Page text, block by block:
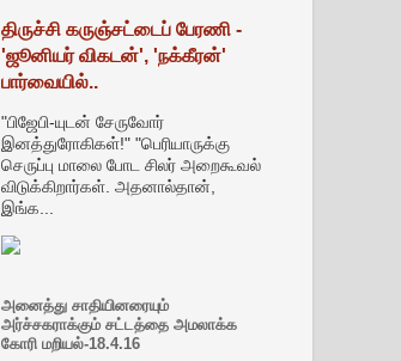
திருச்சி கருஞ்சட்டைப் பேரணி -
'ஜூனியர் விகடன்', 'நக்கீரன்'
பார்வையில்..
"பிஜேபி-யுடன் சேருவோர்
இனத்துரோகிகள்!" "பெரியாருக்கு
செருப்பு மாலை போட சிலர் அறைகூவல்
விடுக்கிறார்கள். அதனால்தான்,
இங்க...
அனைத்து சாதியினரையும்
அர்ச்சகராக்கும் சட்டத்தை அமலாக்க
கோரி மறியல்-18.4.16